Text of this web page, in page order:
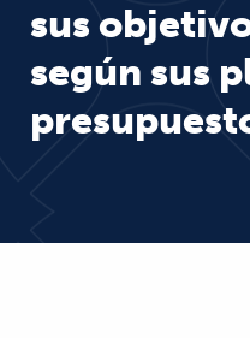
sus
según sus